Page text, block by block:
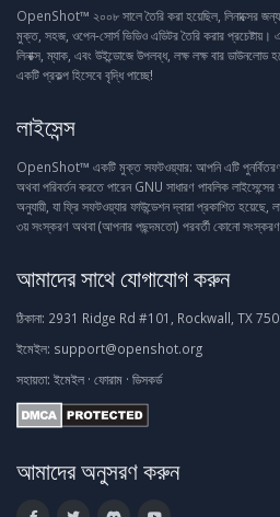
OpenShot™ ২০০৮ সালে তৈরি করা হয়েছিল, লিনাক্সের
মুক্ত, সহজ, ওপেন-সোর্স ভিডিও এডিটর তৈরি করার প্রচেষ্টায়।
লিনাক্স, ম্যাক, এবং উইন্ডোজে উপলব্ধ, লক্ষ লক্ষ বার ডাউনলোড
একটি প্রকল্প হিসেবে বৃদ্ধি পাচ্ছে!
লাইসেন্স
OpenShot™ একটি মুক্ত সফটওয়্যার: আপনি এটি
অথবা পরিবর্তন করতে পারেন GNU সাধারণ পাবলিক লাইসেন্সের
অনুযায়ী, যা ফ্রি সফটওয়্যার ফাউন্ডেশন দ্বারা প্রকাশিত হয়েছে,
৩য় সংস্করণ অথবা (আপনার পছন্দমতো) পরবর্তী কোনো
আমাদের সাথে যোগাযোগ করুন
ঠিকানা: 2931 Ridge Rd #101, Rockwall, TX
ইমেইল: support@openshot.org
সহায়তা: ইমেইল · ফোরাম · ডিসকর্ড
আমাদের অনুসরণ করুন